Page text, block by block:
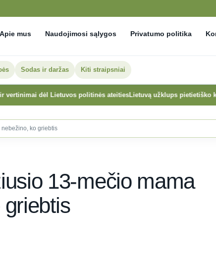
Apie mus Naudojimosi sąlygos Privatumo politika
Sodas ir daržas Kiti straipsniai
dėl Lietuvos politinės ateitiesLietuvą užklups pietietiško karščio
ko griebtis
13-mečio mama